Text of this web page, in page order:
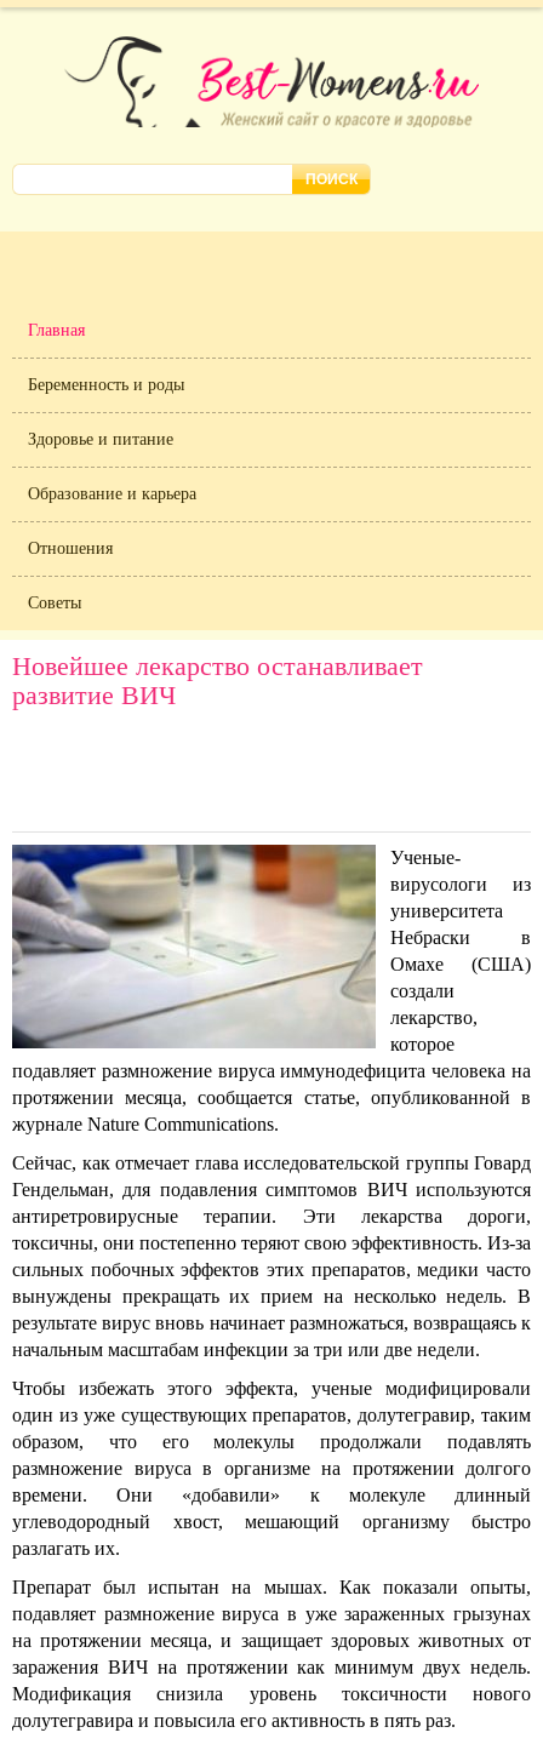
Главная
Беременность и роды
Здоровье и питание
Образование и карьера
Отношения
Советы
Новейшее лекарство останавливает
развитие ВИЧ
Ученые-
вирусологи из
университета
Небраски в
Омахе (США)
создали
лекарство,
которое
подавляет размножение вируса иммунодефицита человека на
протяжении месяца, сообщается статье, опубликованной в
журнале Nature Communications.
Сейчас, как отмечает глава исследовательской группы Говард
Гендельман, для подавления симптомов ВИЧ используются
антиретровирусные терапии. Эти лекарства дороги,
токсичны, они постепенно теряют свою эффективность. Из-за
сильных побочных эффектов этих препаратов, медики часто
вынуждены прекращать их прием на несколько недель. В
результате вирус вновь начинает размножаться, возвращаясь к
начальным масштабам инфекции за три или две недели.
Чтобы избежать этого эффекта, ученые модифицировали
один из уже существующих препаратов, долутегравир, таким
образом, что его молекулы продолжали подавлять
размножение вируса в организме на протяжении долгого
времени. Они «добавили» к молекуле длинный
углеводородный хвост, мешающий организму быстро
разлагать их.
Препарат был испытан на мышах. Как показали опыты,
подавляет размножение вируса в уже зараженных грызунах
на протяжении месяца, и защищает здоровых животных от
заражения ВИЧ на протяжении как минимум двух недель.
Модификация снизила уровень токсичности нового
долутегравира и повысила его активность в пять раз.